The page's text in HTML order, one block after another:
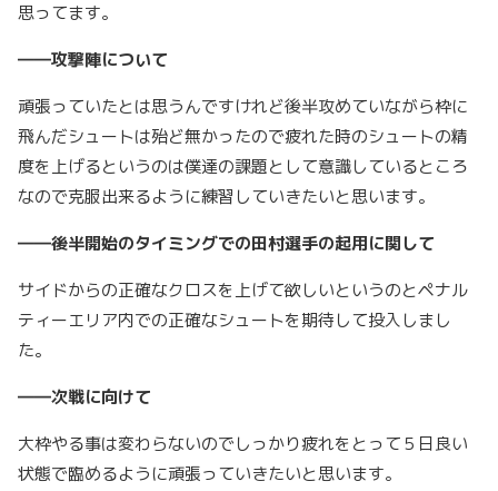
思ってます。
――攻撃陣について
頑張っていたとは思うんですけれど後半攻めていながら枠に
飛んだシュートは殆ど無かったので疲れた時のシュートの精
度を上げるというのは僕達の課題として意識しているところ
なので克服出来るように練習していきたいと思います。
――後半開始のタイミングでの田村選手の起用に関して
サイドからの正確なクロスを上げて欲しいというのとペナル
ティーエリア内での正確なシュートを期待して投入しまし
た。
――次戦に向けて
大枠やる事は変わらないのでしっかり疲れをとって５日良い
状態で臨めるように頑張っていきたいと思います。